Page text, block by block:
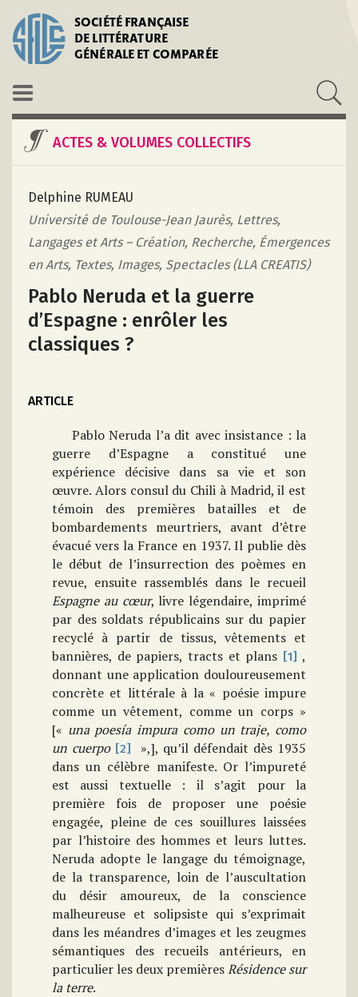
SOCIÉTÉ FRANÇAISE
DE LITTÉRATURE
GÉNÉRALE ET COMPARÉE
ACTES & VOLUMES COLLECTIFS
Delphine RUMEAU
Université de Toulouse-Jean Jaurès, Lettres,
Langages et Arts – Création, Recherche, Émergences
en Arts, Textes, Images, Spectacles (LLA CREATIS)
Pablo Neruda et la guerre
d’Espagne : enrôler les
classiques ?
ARTICLE
Pablo Neruda l’a dit avec insistance : la
guerre d’Espagne a constitué une
expérience décisive dans sa vie et son
œuvre. Alors consul du Chili à Madrid, il est
témoin des premières batailles et de
bombardements meurtriers, avant d’être
évacué vers la France en 1937. Il publie dès
le début de l’insurrection des poèmes en
revue, ensuite rassemblés dans le recueil
Espagne au cœur, livre légendaire, imprimé
par des soldats républicains sur du papier
recyclé à partir de tissus, vêtements et
bannières, de papiers, tracts et plans [1] ,
donnant une application douloureusement
concrète et littérale à la « poésie impure
comme un vêtement, comme un corps »
[« una poesía impura como un traje, como
un cuerpo [2]
»,], qu’il défendait dès 1935
dans un célèbre manifeste. Or l’impureté
est aussi textuelle : il s’agit pour la
première fois de proposer une poésie
engagée, pleine de ces souillures laissées
par l’histoire des hommes et leurs luttes.
Neruda adopte le langage du témoignage,
de la transparence, loin de l’auscultation
du désir amoureux, de la conscience
malheureuse et solipsiste qui s’exprimait
dans les méandres d’images et les zeugmes
sémantiques des recueils antérieurs, en
particulier les deux premièresRésidence sur
la terre.